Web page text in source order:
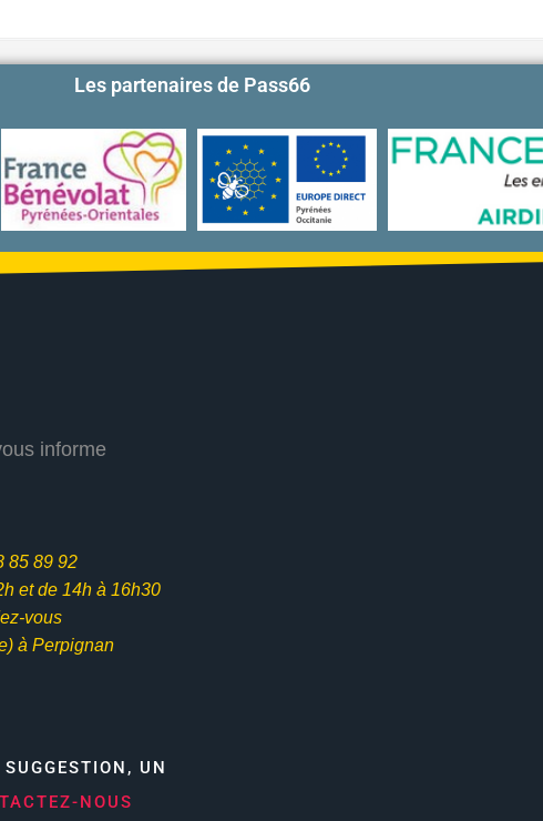
Les partenaires de Pass66
informe
85 89 92
etde 14h à 16h30
vous
à Perpignan
SUGGESTION, UN
NOUS